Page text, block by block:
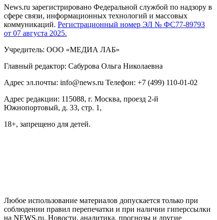
News.ru зарегистрировано Федеральной службой по надзору в
сфере связи, информационных технологий и массовых
коммуникаций. Регистрационный номер ЭЛ № ФС77-89793
от 07 августа 2025.
Учредитель: ООО «МЕДИА ЛАБ»
Главный редактор: Сабурова Ольга Николаевна
Адрес эл.почты: info@news.ru Телефон: +7 (499) 110-01-02
Адрес редакции: 115088, г. Москва, проезд 2-й
Южнопортовый, д. 33, стр. 1,
18+, запрещено для детей.
Любое использование материалов допускается только при
соблюдении правил перепечатки и при наличии гиперссылки
на NEWS.ru. Новости, аналитика, прогнозы и другие